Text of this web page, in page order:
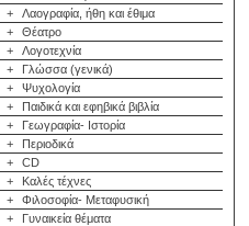
+
Λαογραφία, ήθη και έθιμα
+
Θέατρο
+
Λογοτεχνία
+
Γλώσσα (γενικά)
+
Ψυχολογία
+
Παιδικά και εφηβικά βιβλία
+
Γεωγραφία- Ιστορία
+
Περιοδικά
+
CD
+
Καλές τέχνες
+
Φιλοσοφία- Μεταφυσική
+
Γυναικεία θέματα